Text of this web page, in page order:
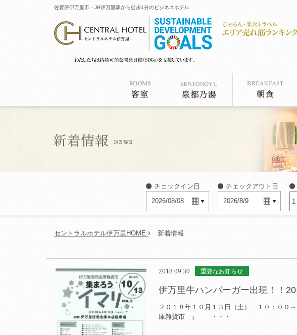
佐賀県伊万里市・JR伊万里駅から徒歩1分のビジネスホテル
チェックイン日 チェックアウト日
セントラルホテル伊万里HOME 新着情報
2018.09.30 重要なお知らせ
伊万里牛ハンバーガー出現！！
２０１８年１０月１３日（土） １０
庫雑貨市 』 ・・・